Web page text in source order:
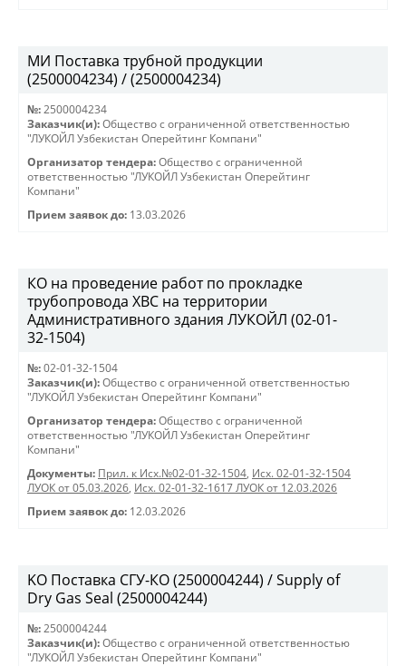
МИ Поставка трубной продукции
(2500004234) / (2500004234)
№: 2500004234
Заказчик(и): Общество с ограниченной ответственностью
"ЛУКОЙЛ Узбекистан Оперейтинг Компани"
Организатор тендера: Общество с ограниченной
ответственностью "ЛУКОЙЛ Узбекистан Оперейтинг
Компани"
Прием заявок до: 13.03.2026
КО на проведение работ по прокладке
трубопровода ХВС на территории
Административного здания ЛУКОЙЛ (02-01-
32-1504)
№: 02-01-32-1504
Заказчик(и): Общество с ограниченной ответственностью
"ЛУКОЙЛ Узбекистан Оперейтинг Компани"
Организатор тендера: Общество с ограниченной
ответственностью "ЛУКОЙЛ Узбекистан Оперейтинг
Компани"
Документы: Прил. к Исх.№02-01-32-1504, Исх. 02-01-32-1504
ЛУОК от 05.03.2026, Исх. 02-01-32-1617 ЛУОК от 12.03.2026
Прием заявок до: 12.03.2026
KO Поставка СГУ-КО (2500004244) / Supply of
Dry Gas Seal (2500004244)
№: 2500004244
Заказчик(и): Общество с ограниченной ответственностью
"ЛУКОЙЛ Узбекистан Оперейтинг Компани"